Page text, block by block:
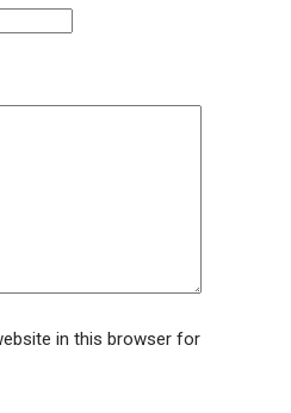
in this browser for